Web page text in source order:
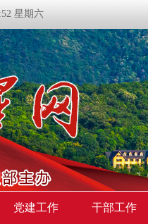
星期六
党建工作 干部工作